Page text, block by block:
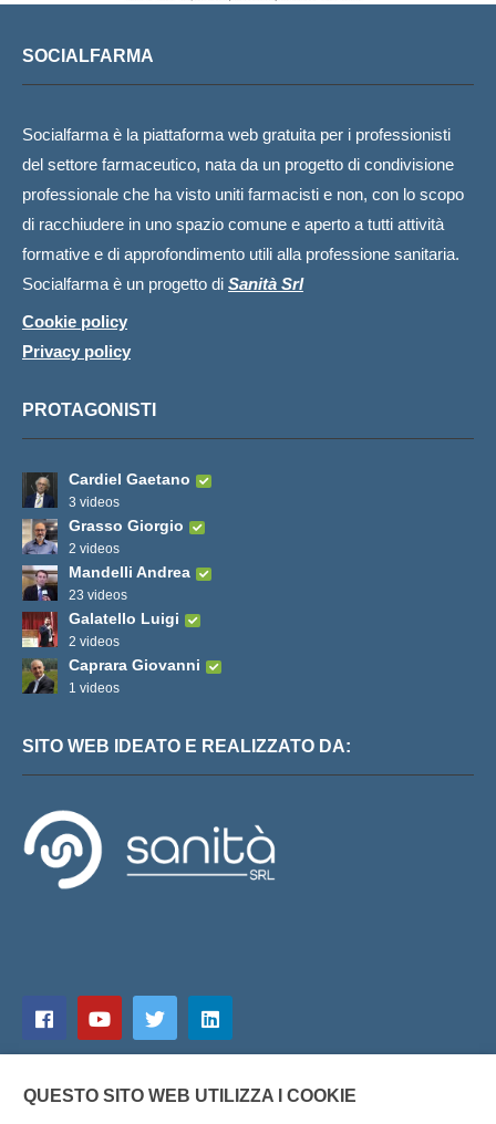
SOCIALFARMA
Socialfarma è la piattaforma web gratuita per i professionisti
del settore farmaceutico, nata da un progetto di condivisione
professionale che ha visto uniti farmacisti e non, con lo scopo
di racchiudere in uno spazio comune e aperto a tutti attività
formative e di approfondimento utili alla professione sanitaria.
Socialfarma è un progetto di Sanità Srl
Cookie policy
Privacy policy
PROTAGONISTI
Cardiel Gaetano
3 videos
Grasso Giorgio
2 videos
Mandelli Andrea
23 videos
Galatello Luigi
2 videos
Caprara Giovanni
1 videos
SITO WEB IDEATO E REALIZZATO DA:
QUESTO SITO WEB UTILIZZA I COOKIE